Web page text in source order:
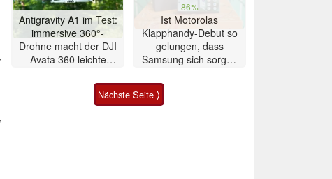
Antigravity A1 im Test:
immersive 360°-
Drohne macht der DJI
Avata 360 leichte
86%
Ist Motorolas
Klapphandy-Debut so
gelungen, dass
Samsung sich sorgen
Smartphone im Test
Nächste Seite ⟩